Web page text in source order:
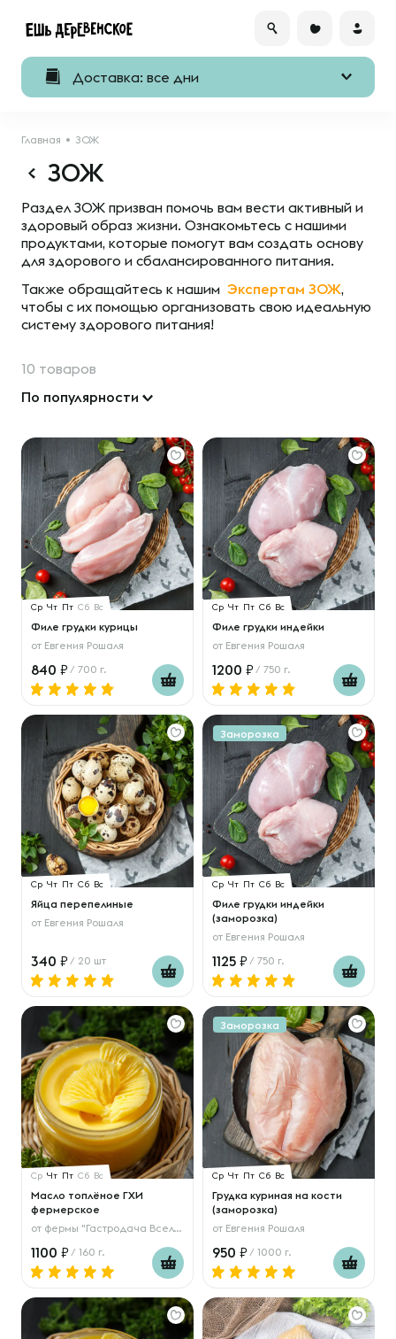
Доставка: все дни
Главная ЗОЖ
ЗОЖ
Раздел ЗОЖ призван помочь вам вести активный и
здоровый образ жизни. Ознакомьтесь с нашими
продуктами, которые помогут вам создать основу
для здорового и сбалансированного питания.
Также обращайтесь к нашим Экспертам ЗОЖ,
чтобы с их помощью организовать свою идеальную
систему здорового питания!
10 товаров
По популярности
Ср Чт Пт Сб Вс
Филе грудки курицы
от Евгения Рошаля
840 / 700 г.
Ср Чт Пт Сб Вс
Филе грудки индейки
от Евгения Рошаля
1200 / 750 г.
Ср Чт Пт Сб Вс
Яйца перепелиные
от Евгения Рошаля
340 / 20 шт
Заморозка
Ср Чт Пт Сб Вс
Филе грудки индейки
(заморозка)
от Евгения Рошаля
1125 / 750 г.
Ср Чт Пт Сб Вс
Масло топлёное ГХИ
фермерское
от фермы "Гастродача Вселуг"
1100 / 160 г.
Заморозка
Ср Чт Пт Сб Вс
Грудка куриная на кости
(заморозка)
от Евгения Рошаля
950 / 1000 г.